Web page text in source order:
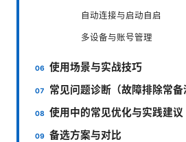
自动连接与启动自启
多设备与账号管理
使用场景与实战技巧
常见问题诊断（故障排除常备
使用中的常见优化与实践建议
备选方案与对比